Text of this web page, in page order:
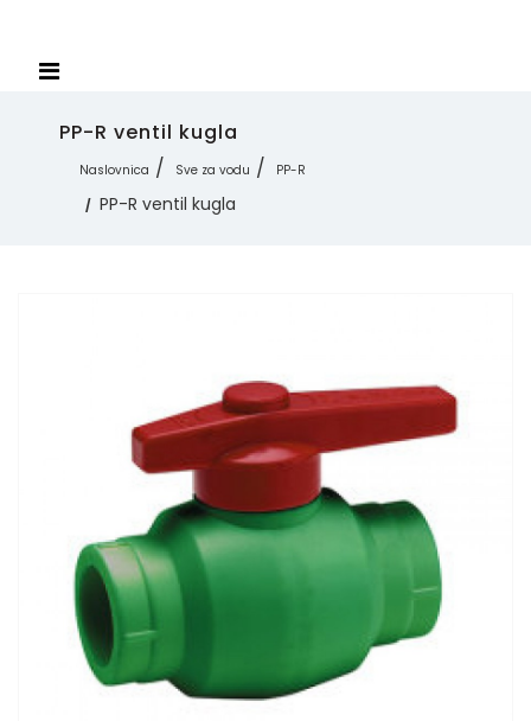
PP-R ventil kugla
Naslovnica Sve za vodu PP-R
PP-R ventil kugla